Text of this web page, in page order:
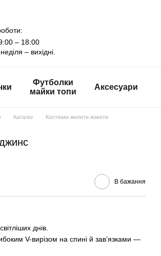
– 18:00
– вихідні.
Футболки
майки топи
Аксесуари
Каталог
Костюми жилети жакети
В бажання
днів.
V-вирізом на спині й зав’язками —